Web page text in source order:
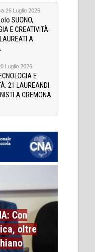
26 Luglio 2026
SUONO,
E CREATIVITÀ:
A
Luglio 2026
E
21 LAUREANDI
A CREMONA
Con
oltre